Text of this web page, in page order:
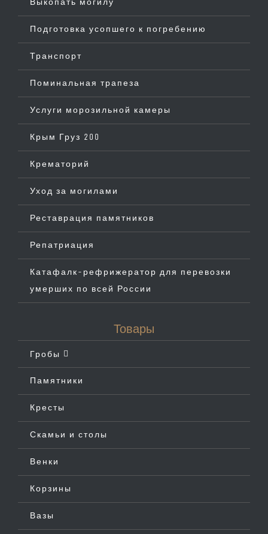
Подготовка усопшего к погребению
Транспорт
Поминальная трапеза
Услуги морозильной камеры
Крым Груз 200
Крематорий
Уход за могилами
Реставрация памятников
Репатриация
Катафалк-рефрижератор для перевозки
умерших по всей России
Товары
Гробы
Памятники
Кресты
Скамьи и столы
Венки
Корзины
Вазы